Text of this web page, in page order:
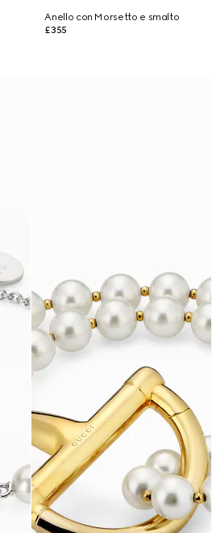
Anello con Morsetto e smalto
£355